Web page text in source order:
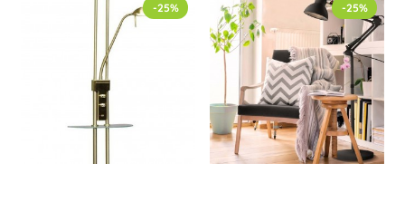
-25% -25%